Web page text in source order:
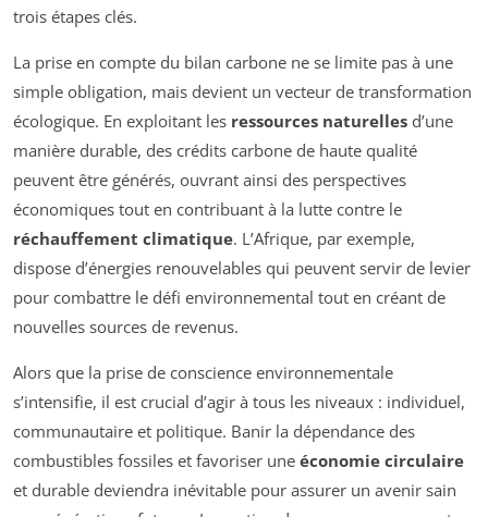
trois étapes clés.
La prise en compte du bilan carbone ne se limite pas à une
simple obligation, mais devient un vecteur de transformation
écologique. En exploitant les ressources naturelles d’une
manière durable, des crédits carbone de haute qualité
peuvent être générés, ouvrant ainsi des perspectives
économiques tout en contribuant à la lutte contre le
réchauffement climatique. L’Afrique, par exemple,
dispose d’énergies renouvelables qui peuvent servir de levier
pour combattre le défi environnemental tout en créant de
nouvelles sources de revenus.
Alors que la prise de conscience environnementale
s’intensifie, il est crucial d’agir à tous les niveaux : individuel,
communautaire et politique. Banir la dépendance des
combustibles fossiles et favoriser une économie circulaire
et durable deviendra inévitable pour assurer un avenir sain